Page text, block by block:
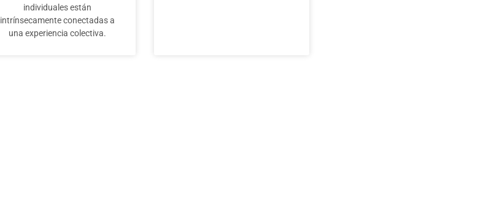
individuales están
intrínsecamente conectadas a
una experiencia colectiva.